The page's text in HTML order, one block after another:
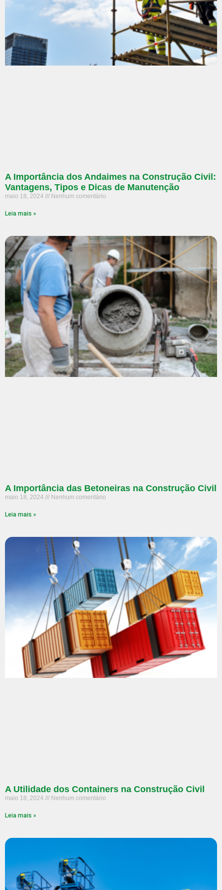
A Importância dos Andaimes na Construção Civil:
Vantagens, Tipos e Dicas de Manutenção
maio 18, 2024 Nenhum comentário
Leia mais »
A Importância das Betoneiras na Construção Civil
maio 18, 2024 Nenhum comentário
Leia mais »
A Utilidade dos Containers na Construção Civil
maio 18, 2024 Nenhum comentário
Leia mais »